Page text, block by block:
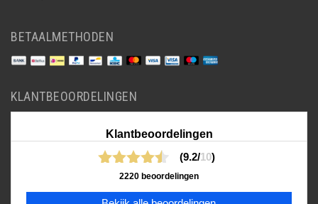
BETAALMETHODEN
KLANTBEOORDELINGEN
Klantbeoordelingen
(9.2/10)
2220 beoordelingen